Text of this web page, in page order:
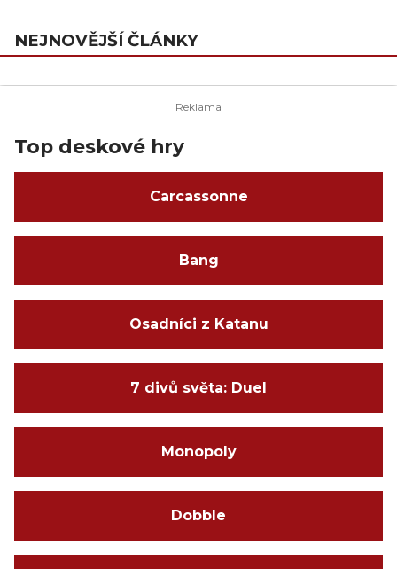
NEJNOVĚJŠÍ ČLÁNKY
Top deskové hry
Carcassonne
Bang
Osadníci z Katanu
7 divů světa: Duel
Monopoly
Dobble